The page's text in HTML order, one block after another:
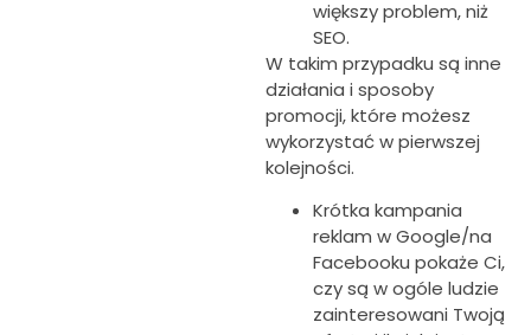
większy problem, niż
SEO.
W takim przypadku są inne
działania i sposoby
promocji, które możesz
wykorzystać w pierwszej
kolejności.
Krótka kampania
reklam w Google/na
Facebooku pokaże Ci,
czy są w ogóle ludzie
zainteresowani Twoją